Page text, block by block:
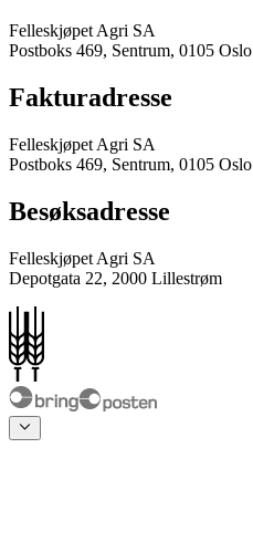
Felleskjøpet Agri SA
Postboks 469, Sentrum, 0105 Oslo
Fakturadresse
Felleskjøpet Agri SA
Postboks 469, Sentrum, 0105 Oslo
Besøksadresse
Felleskjøpet Agri SA
Depotgata 22, 2000 Lillestrøm